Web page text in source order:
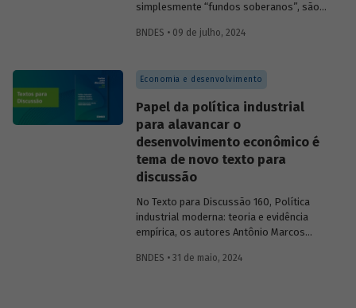
simplesmente “fundos soberanos”, são
governos ou a entes governamentais.
envolvidos na criação e na gestão de um
fundo público de investimentos
sustentáveis, apresentando algumas
soluções possíveis.
BNDES • 09 de julho, 2024
Economia e desenvolvimento
Papel da política industrial
para alavancar o
desenvolvimento econômico é
tema de novo texto para
discussão
No Texto para Discussão 160, Política
industrial moderna: teoria e evidência
empírica, os autores Antônio Marcos
apresentam um panorama geral
BNDES • 31 de maio, 2024